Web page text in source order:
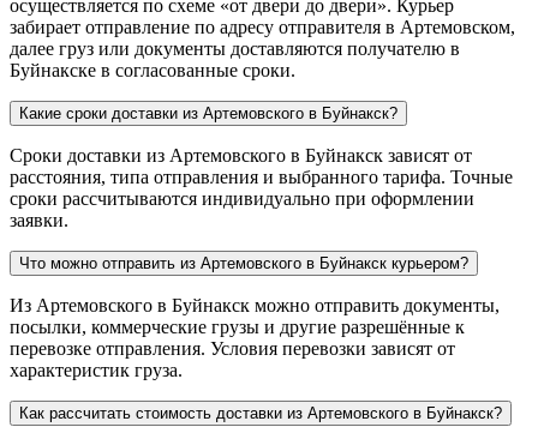
осуществляется по схеме «от двери до двери». Курьер
забирает отправление по адресу отправителя в Артемовском,
далее груз или документы доставляются получателю в
Буйнакске в согласованные сроки.
Какие сроки доставки из Артемовского в Буйнакск?
Сроки доставки из Артемовского в Буйнакск зависят от
расстояния, типа отправления и выбранного тарифа. Точные
сроки рассчитываются индивидуально при оформлении
заявки.
Что можно отправить из Артемовского в Буйнакск курьером?
Из Артемовского в Буйнакск можно отправить документы,
посылки, коммерческие грузы и другие разрешённые к
перевозке отправления. Условия перевозки зависят от
характеристик груза.
Как рассчитать стоимость доставки из Артемовского в Буйнакск?